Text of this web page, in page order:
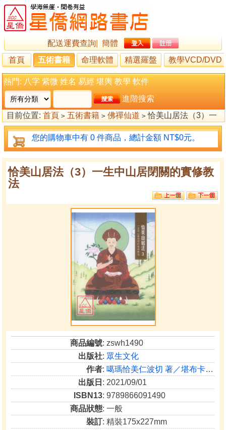
配送運費查詢
簡體
首頁
五術書籍 命理軟體 精選羅盤 教學VCD/DVD
熱門: 八字 紫微 姓名 易經 堪輿 教學 軟件
進階搜索
目前位置: 首頁 > 五術書籍 > 佛禪仙道 > 恰美山居法（3）一
生中山居閉關的實修教法
您的購物車中有 0 件商品，總計金額 NT$0元。
恰美山居法（3）一生中山居閉關的實修教
法
商品編號: zswh1490
出版社: 眾生文化
作者: 噶瑪恰美仁波切 著／堪布卡塔仁波切 講述
出版日 : 2021/09/01
ISBN13: 9789866091490
商品狀態: 一般
裝訂: 精裝175x227mm